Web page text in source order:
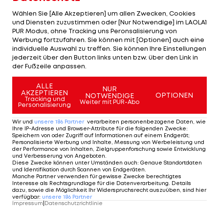
Juventus Turin und Inter Mailand. Mit der AS Roma,
die auch mit dem 21-Jährigen in Verbindung
gebracht wurde, seien unterdessen keine
Gespräche anberaumt, erklärt Sportdirektor
Stefano Antonelli gegenüber "Sky Sport Italia".
Mehr zum Thema
Wählen Sie [Alle Akzeptieren] um allen Zwecken, Cookies
und Diensten zuzustimmen oder [Nur Notwendige] im LAOLA1
PUR Modus, ohne Tracking uns Peronsalisierung von
Werbung fortzufahren. Sie können mit [Optionen] auch eine
individuelle Auswahl zu treffen. Sie können Ihre Einstellungen
jederzeit über den Button links unten bzw. über den Link in
der Fußzeile anpassen.
ALLE
AKZEPTIEREN
Tracking und
Personalisierung
NUR
NOTWENDIGE
Weiter mit PUR-Abo
OPTIONEN
Wir und unsere 186 Partner verarbeiten personenbezogene Daten, wie
Ihre IP-Adresse und Browser-Attribute für die folgenden Zwecke:
Speichern von oder Zugriff auf Informationen auf einem Endgerät;
Personalisierte Werbung und Inhalte, Messung von Werbeleistung und
der Performance von Inhalten, Zielgruppenforschung sowie Entwicklung
und Verbesserung von Angeboten.
Diese Zwecke können unter Umständen auch: Genaue Standortdaten
und Identifikation durch Scannen von Endgeräten.
Manche Partner verwenden für gewisse Zwecke berechtigtes
Interesse als Rechtsgrundlage für die Datenverarbeitung. Details
dazu, sowie die Möglichkeit Ihr Widerspruchsrecht auszuüben, sind hier
verfügbar: unsere 186 Partner
Impressum Datenschutzrichtlinie